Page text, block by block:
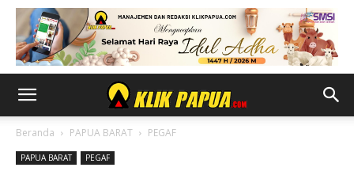
Beranda PAPUA BARAT PEGAF
PAPUA BARAT PEGAF